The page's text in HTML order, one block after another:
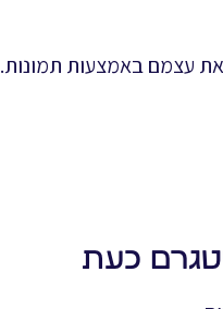
עצמם באמצעות תמונות.